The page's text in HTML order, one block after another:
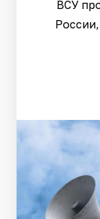
ВСУ